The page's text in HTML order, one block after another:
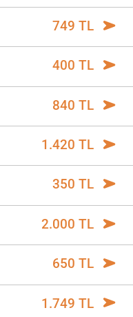
749 TL
400 TL
840 TL
1.420 TL
350 TL
2.000 TL
650 TL
1.749 TL